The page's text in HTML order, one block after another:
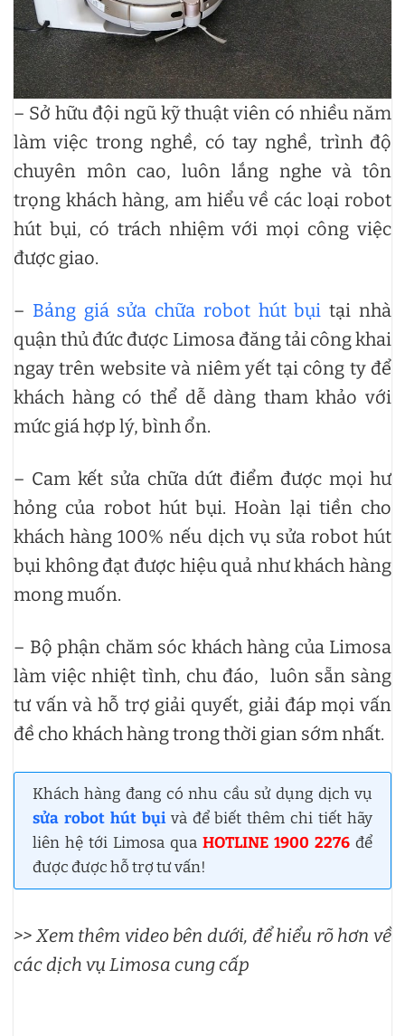
– Sở hữu đội ngũ kỹ thuật viên có nhiều năm
làm việc trong nghề, có tay nghề, trình độ
chuyên môn cao, luôn lắng nghe và tôn
trọng khách hàng, am hiểu về các loại robot
hút bụi, có trách nhiệm với mọi công việc
được giao.
– Bảng giá sửa chữa robot hút bụi tại nhà
quận thủ đức được Limosa đăng tải công khai
ngay trên website và niêm yết tại công ty để
khách hàng có thể dễ dàng tham khảo với
mức giá hợp lý, bình ổn.
– Cam kết sửa chữa dứt điểm được mọi hư
hỏng của robot hút bụi. Hoàn lại tiền cho
khách hàng 100% nếu dịch vụ sửa robot hút
bụi không đạt được hiệu quả như khách hàng
mong muốn.
– Bộ phận chăm sóc khách hàng của Limosa
làm việc nhiệt tình, chu đáo, luôn sẵn sàng
tư vấn và hỗ trợ giải quyết, giải đáp mọi vấn
đề cho khách hàng trong thời gian sớm nhất.
Khách hàng đang có nhu cầu sử dụng dịch vụ
sửa robot hút bụivà để biết thêm chi tiết hãy
liên hệ tới Limosa qua HOTLINE 1900 2276 để
được được hỗ trợ tư vấn!
>> Xem thêm video bên dưới, để hiểu rõ hơn về
các dịch vụ Limosa cung cấp